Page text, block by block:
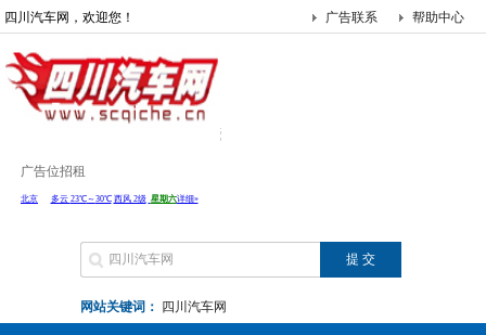
四川汽车网，欢迎您！ 帮助中心
广告联系
广告位招租
网站关键词： 四川汽车网